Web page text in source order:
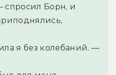
Борн, и
я без колебаний. —